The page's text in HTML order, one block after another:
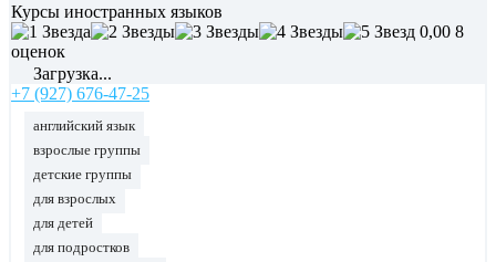
Курсы иностранных языков
0,00 8
оценок
Загрузка...
+7 (927) 676-47-25
английский язык
взрослые группы
детские группы
для взрослых
для детей
для подростков